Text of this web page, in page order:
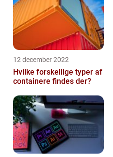
12 december 2022
Hvilke forskellige typer af
containere findes der?